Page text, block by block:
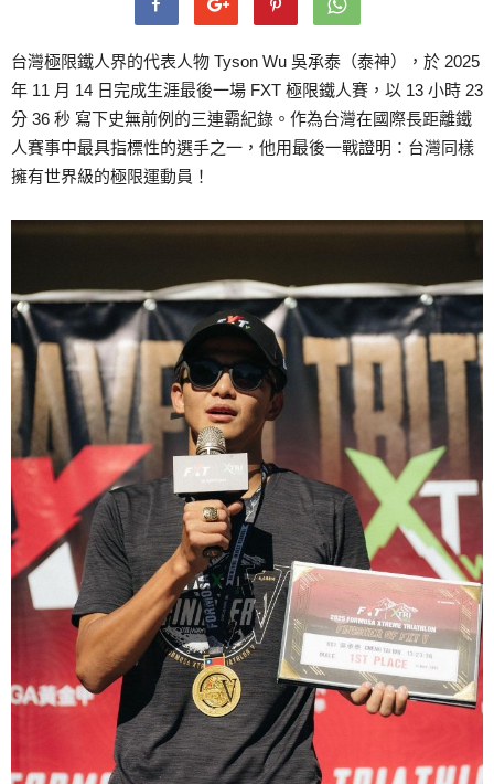
台灣極限鐵人界的代表人物 Tyson Wu 吳承泰（泰神），於 2025
年 11 月 14 日完成生涯最後一場 FXT 極限鐵人賽，以 13 小時 23
分 36 秒 寫下史無前例的三連霸紀錄。作為台灣在國際長距離鐵
人賽事中最具指標性的選手之一，他用最後一戰證明：台灣同樣
擁有世界級的極限運動員！